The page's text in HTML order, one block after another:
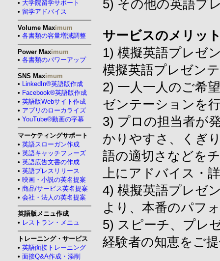
• 大学院留学サポート
• 留学アドバイス
Volume Maximum
• 各書類の容量増減調整
Power Maximum
• 各書類のパワーアップ
SNS Maximum
• LinkedIn®英語版作成
• Facebook®英語版作成
• 英語版Webサイト作成
• アプリのローカライズ
• YouTube®動画の字幕
マーケティングサポート
• 英語スローガン作成
• 英語キャッチフレーズ
• 英語広告文書の作成
• 英語プレスリリース
• 映画・小説の英名提案
• 商品/サービス英名提案
• 会社・法人の英名提案
英語版メニュ作成
• レストラン・メニュ
トレーニング・サービス
• 英語面接トレーニング
• 面接Q&A作成・添削
5) その他の英語プ
サービスのメリッ
1) 模擬英語プレゼ
模擬英語プレゼン
2) 一人一人のご希
ゼンテーションを
3) プロの担当者が
かりやすさ、くぎ
語の適切さなどを
上にアドバイス・
4) 模擬英語プレゼ
より、本番のパフ
5) スピーチ、プレ
経験者の知恵をご